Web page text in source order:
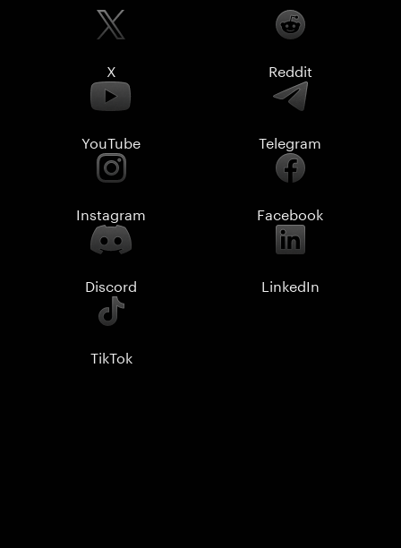
X Reddit
YouTube Telegram
Instagram Facebook
Discord LinkedIn
TikTok